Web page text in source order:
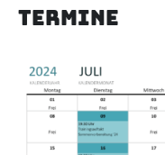
Termine